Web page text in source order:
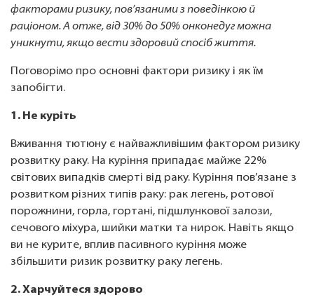
факторами ризику, пов’язаними з поведінкою й
раціоном. А отже, від 30% до 50% онконедуг можна
уникнути, якщо вести здоровий спосіб життя.
Поговорімо про основні фактори ризику і як їм
запобігти.
1. Не куріть
Вживання тютюну є найважливішим фактором ризику
розвитку раку. На куріння припадає майже 22%
світових випадків смерті від раку. Куріння пов’язане з
розвитком різних типів раку: рак легень, ротової
порожнини, горла, гортані, підшлункової залози,
сечового міхура, шийки матки та нирок. Навіть якщо
ви не курите, вплив пасивного куріння може
збільшити ризик розвитку раку легень.
2. Харчуйтеся здорово